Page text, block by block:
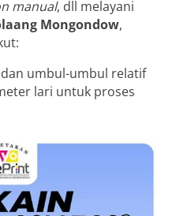
manual, dll melayani
Mongondow,
umbul-umbul relatif
lari untuk proses